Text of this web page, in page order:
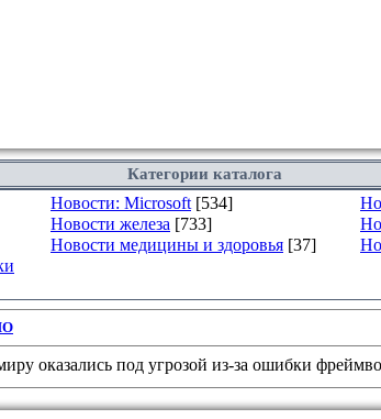
Категории каталога
Новости: Microsoft [534]
Новости железа [733]
Новости медицины и здоровья [37]
оказались под угрозой из-за ошибки